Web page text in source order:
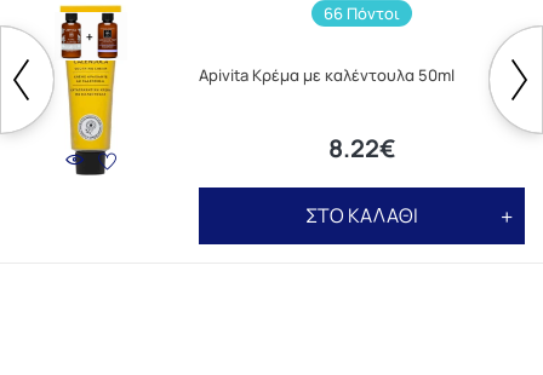
66 Πόντοι
Apivita Κρέμα με καλέντουλα 50ml
8.22€
ΣΤΟ ΚΑΛΑΘΙ